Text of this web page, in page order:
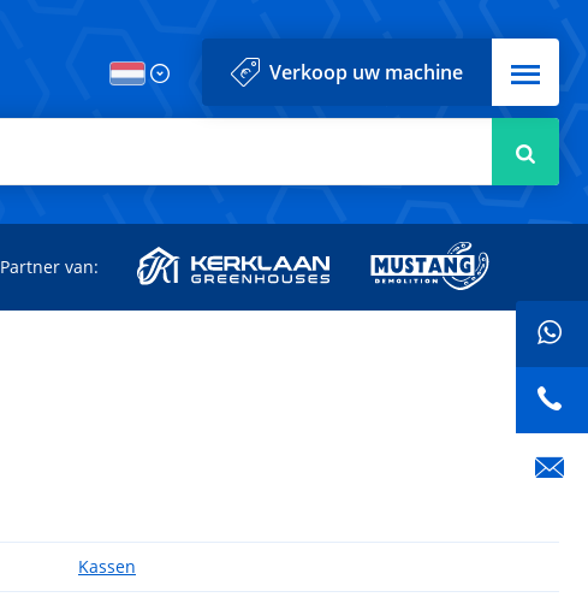
Verkoop uw machine Menu
Partner van:
Kassen